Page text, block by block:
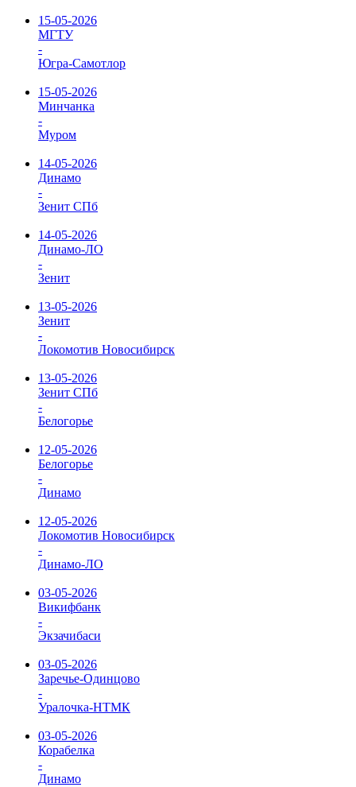
15-05-2026
МГТУ
-
Югра-Самотлор
15-05-2026
Минчанка
-
Муром
14-05-2026
Динамо
-
Зенит СПб
14-05-2026
Динамо-ЛО
-
Зенит
13-05-2026
Зенит
-
Локомотив Новосибирск
13-05-2026
Зенит СПб
-
Белогорье
12-05-2026
Белогорье
-
Динамо
12-05-2026
Локомотив Новосибирск
-
Динамо-ЛО
03-05-2026
Викифбанк
-
Экзачибаси
03-05-2026
Заречье-Одинцово
-
Уралочка-НТМК
03-05-2026
Корабелка
-
Динамо